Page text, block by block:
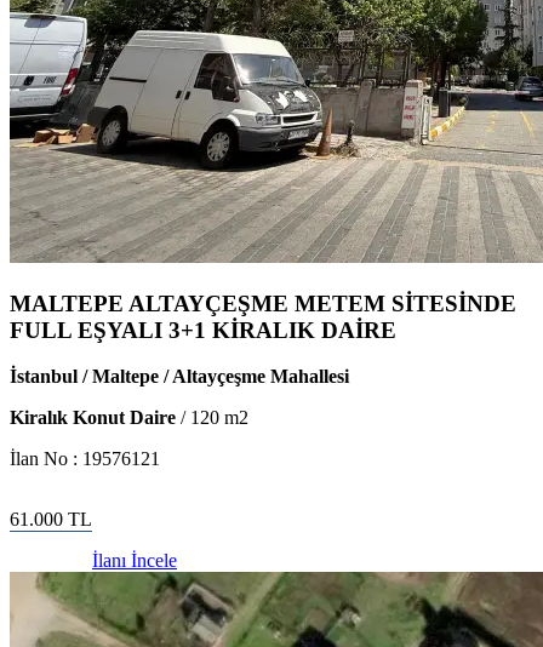
MALTEPE ALTAYÇEŞME METEM SİTESİNDE
FULL EŞYALI 3+1 KİRALIK DAİRE
İstanbul / Maltepe / Altayçeşme Mahallesi
Kiralık Konut Daire / 120 m2
İlan No : 19576121
61.000 TL
İlanı İncele